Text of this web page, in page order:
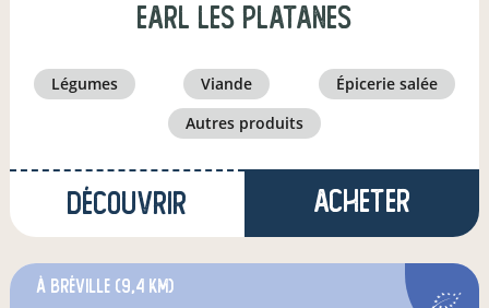
earl les platanes
légumes viande
épicerie salée
autres produits
Découvrir Acheter
à Bréville (9,4 km)